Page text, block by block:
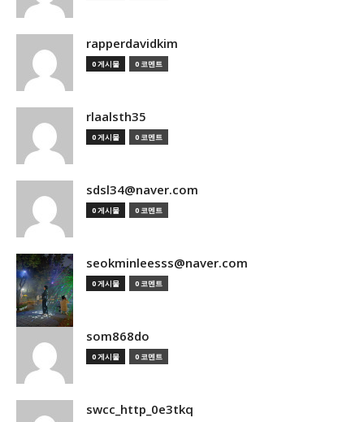
rapperdavidkim
0 게시물 0 코멘트
rlaalsth35
0 게시물 0 코멘트
sdsl34@naver.com
0 게시물 0 코멘트
seokminleesss@naver.com
0 게시물 0 코멘트
som868do
0 게시물 0 코멘트
swcc_http_0e3tkq